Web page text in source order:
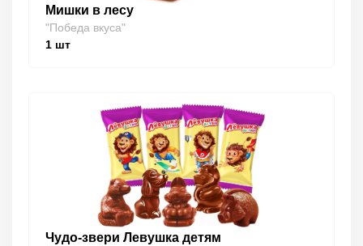
Мишки в лесу
"Победа вкуса"
1 шт
Чудо-звери Левушка детям